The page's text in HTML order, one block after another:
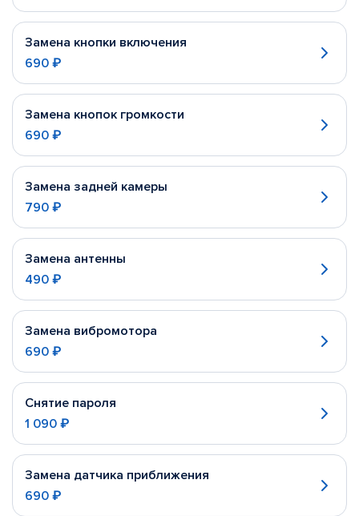
Замена кнопки включения
690 ₽
Замена кнопок громкости
690 ₽
Замена задней камеры
790 ₽
Замена антенны
490 ₽
Замена вибромотора
690 ₽
Снятие пароля
1 090 ₽
Замена датчика приближения
690 ₽